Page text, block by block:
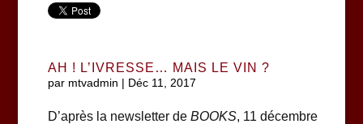
AH ! L’IVRESSE… MAIS LE VIN ?
par mtvadmin | Déc 11, 2017
D’après la newsletter de BOOKS, 11 décembre